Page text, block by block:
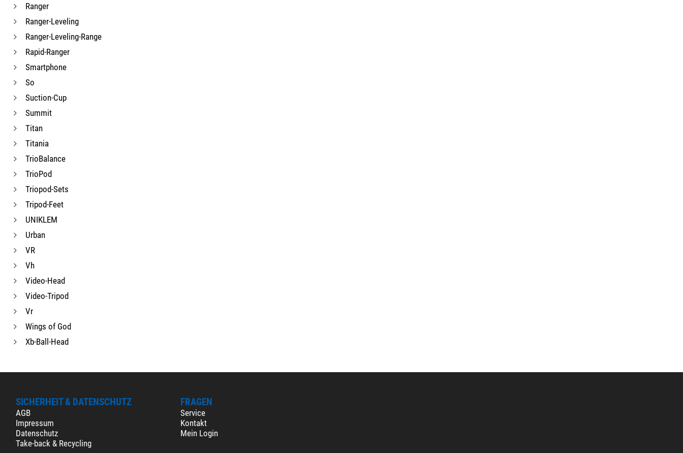
Ranger
Ranger-Leveling
Ranger-Leveling-Range
Rapid-Ranger
Smartphone
So
Suction-Cup
Summit
Titan
Titania
TrioBalance
TrioPod
Triopod-Sets
Tripod-Feet
UNIKLEM
Urban
VR
Vh
Video-Head
Video-Tripod
Vr
Wings of God
Xb-Ball-Head
SICHERHEIT & DATENSCHUTZ
AGB
Impressum
Datenschutz
Take-back & Recycling
FRAGEN
Service
Kontakt
Mein Login